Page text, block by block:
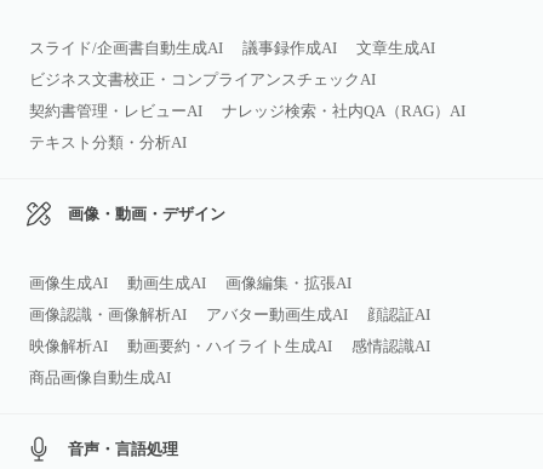
スライド/企画書自動生成AI 議事録作成AI
文章生成AI
ビジネス文書校正・コンプライアンスチェックAI
契約書管理・レビューAI
ナレッジ検索・社内QA（RAG）AI
テキスト分類・分析AI
画像・動画・デザイン
画像生成AI 動画生成AI
画像編集・拡張AI
画像認識・画像解析AI
アバター動画生成AI
顔認証AI
映像解析AI
動画要約・ハイライト生成AI
感情認識AI
商品画像自動生成AI
音声・言語処理